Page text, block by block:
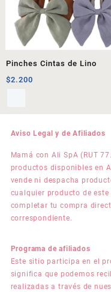
Pinches Cintas de Lino
$2.200
Aviso Legal y de Afiliados
Mamá con Ali SpA (RUT
productos disponibles en
vende ni despacha
cualquier producto de
completar tu compra
correspondiente.
Programa de afiliados
Este sitio participa en el
significa que podemos
realizadas a través de